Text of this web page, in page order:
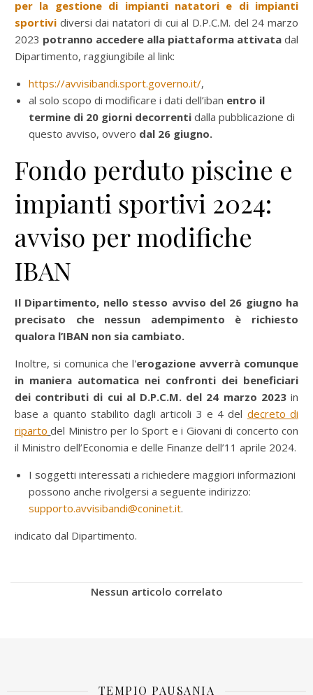
per la gestione di impianti natatori e di impianti
sportivi diversi dai natatori di cui al D.P.C.M. del 24 marzo
2023 potranno accedere alla piattaforma attivata dal
Dipartimento, raggiungibile al link:
https://avvisibandi.sport.governo.it/,
al solo scopo di modificare i dati dell’iban entro il
termine di 20 giorni decorrenti dalla pubblicazione di
questo avviso, ovvero dal 26 giugno.
Fondo perduto piscine e
impianti sportivi 2024:
avviso per modifiche
IBAN
Il Dipartimento, nello stesso avviso del 26 giugno ha
precisato che nessun adempimento è richiesto
qualora l’IBAN non sia cambiato.
Inoltre, si comunica che l'erogazione avverrà comunque
in maniera automatica nei confronti dei beneficiari
dei contributi di cui al D.P.C.M. del 24 marzo 2023in
base a quanto stabilito dagli articoli 3 e 4 del decreto di
riparto del Ministro per lo Sport e i Giovani di concerto con
il Ministro dell’Economia e delle Finanze dell’11 aprile 2024.
I soggetti interessati a richiedere maggiori informazioni
possono anche rivolgersi a seguente indirizzo:
supporto.avvisibandi@coninet.it.
indicato dal Dipartimento.
Nessun articolo correlato
TEMPIO PAUSANIA